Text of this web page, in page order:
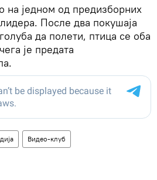
на једном од предизборних
После два покушаја
да полети, птица се оба
је предата
Видео-клуб